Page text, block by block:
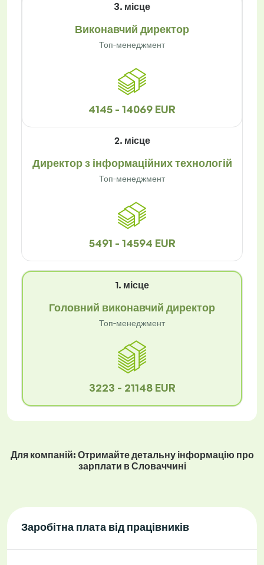
3. місце
Виконавчий директор
Топ-менеджмент
4145 - 14069 EUR
2. місце
Директор з інформаційних технологій
Топ-менеджмент
5491 - 14594 EUR
1. місце
Головний виконавчий директор
Топ-менеджмент
3223 - 21148 EUR
Для компаній: Отримайте детальну інформацію про
зарплати в Словаччині
Заробітна плата від працівників